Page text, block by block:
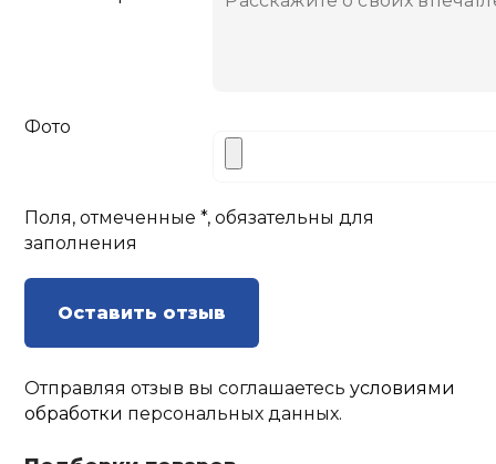
Фото
Поля, отмеченные *, обязательны для
заполнения
Оставить отзыв
Отправляя отзыв вы соглашаетесьусловиями
обработки персональных данных.